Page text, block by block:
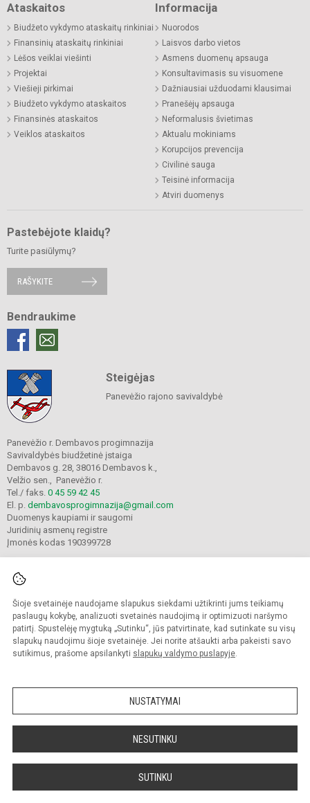
Šioje svetainėje naudojame slapukus siekdami užtikrinti jums teikiamų
paslaugų kokybę, analizuoti svetainės naudojimą ir optimizuoti naršymo
patirtį. Spustelėję mygtuką „Sutinku“, jūs patvirtinate, kad sutinkate su visų
slapukų naudojimu šioje svetainėje. Jei norite atšaukti arba pakeisti savo
sutikimus, prašome apsilankyti slapukų valdymo puslapyje.
NUSTATYMAI
NESUTINKU
SUTINKU
Ataskaitos
Biudžeto vykdymo ataskaitų rinkiniai
Finansinių ataskaitų rinkiniai
Lėšos veiklai viešinti
Projektai
Viešieji pirkimai
Biudžeto vykdymo ataskaitos
Finansinės ataskaitos
Veiklos ataskaitos
Informacija
Nuorodos
Laisvos darbo vietos
Asmens duomenų apsauga
Konsultavimasis su visuomene
Dažniausiai užduodami klausimai
Pranešėjų apsauga
Neformalusis švietimas
Aktualu mokiniams
Korupcijos prevencija
Civilinė sauga
Teisinė informacija
Atviri duomenys
Pastebėjote klaidų?
Turite pasiūlymų?
RAŠYKITE
Bendraukime
Steigėjas
Panevėžio rajono savivaldybė
Panevėžio r. Dembavos progimnazija
Savivaldybės biudžetinė įstaiga
Dembavos g. 28, 38016 Dembavos k.,
Velžio sen., Panevėžio r.
Tel./ faks. 0 45 59 42 45
El. p. dembavosprogimnazija@gmail.com
Duomenys kaupiami ir saugomi
Juridinių asmenų registre
Įmonės kodas 190399728
© 2021. Panevėžio r. Dembavos progimnazija. Visos teisės saugomos.
Kopijuoti turinį be raštiško progimnazijos sutikimo griežtai draudžiama.
Prieinamumo paraiška Slapukų valdymas
Sumanus būdas atnaujinti